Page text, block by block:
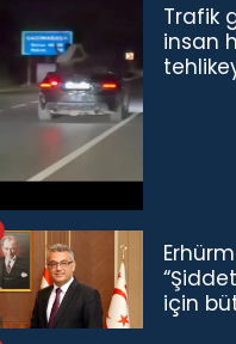
Trafik
insan
için